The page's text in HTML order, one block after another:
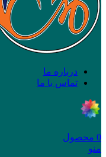
درباره ما
تماس با ما
0 محصول
منو